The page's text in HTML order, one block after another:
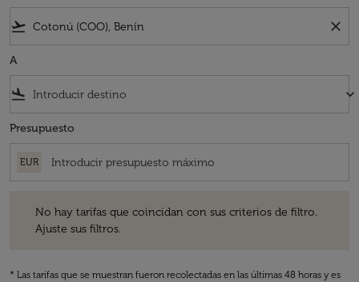
flight_takeoff close
A
flight_land keyboard_arrow_down
Presupuesto
EUR
No hay tarifas que coincidan con sus criterios de filtro.
Ajuste sus filtros.
* Las tarifas que se muestran fueron recolectadas en las últimas 48 horas y es